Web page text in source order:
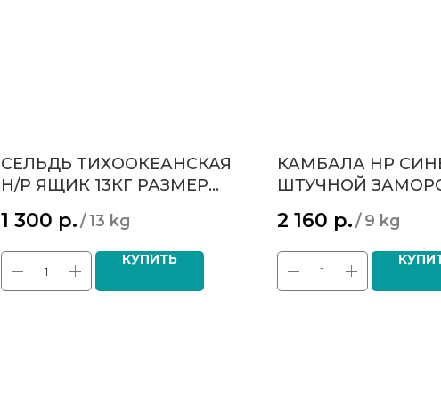
СЕЛЬДЬ ТИХООКЕАНСКАЯ
Н/Р ЯЩИК 13КГ РАЗМЕР
ОПТ
1 300 р./13 kg
КУПИТЬ
КАМБАЛА НР
ШТУЧНОЙ
240Р ОПТ
2 160 р./9 kg